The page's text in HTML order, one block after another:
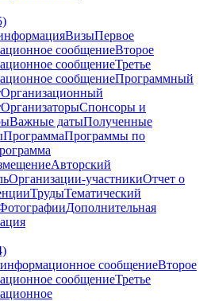
ВизыПервое
сообщениеВторое
сообщениеТретье
сообщениеПрограммный
Организационный
ОрганизаторыСпонсоры и
Важные датыПолученные
ПрограммаПрограммы по
Авторский
Организации-участникиОтчет о
ТрудыТематический
Дополнительная
сообщениеВторое
сообщениеТретье